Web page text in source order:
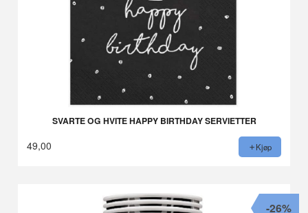
SVARTE OG HVITE HAPPY BIRTHDAY SERVIETTER
49,00 Kjøp
-26%